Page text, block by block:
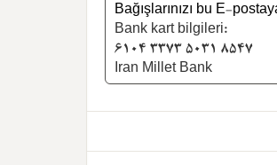
Bağışlarınızı bu E-
Bank kart bilgileri:
6104 3373 5031 8547
Iran Millet Bank